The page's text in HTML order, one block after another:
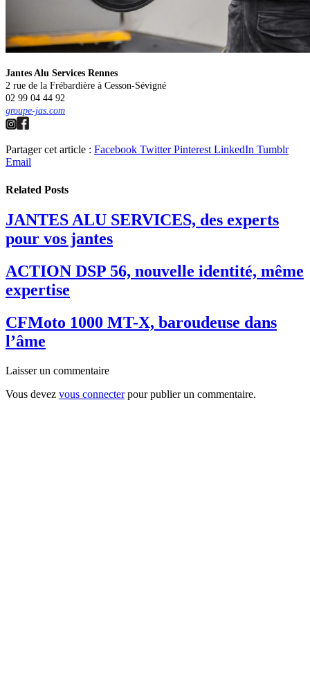
Jantes Alu Services Rennes
2 rue de la Frébardière à Cesson-Sévigné
02 99 04 44 92
groupe-jas.com
Partager cet article : Facebook Twitter Pinterest LinkedIn Tumblr
Email
Related Posts
JANTES ALU SERVICES, des experts
pour vos jantes
ACTION DSP 56, nouvelle identité, même
expertise
CFMoto 1000 MT-X, baroudeuse dans
l’âme
Laisser un commentaire
Vous devez vous connecterpour publier un commentaire.